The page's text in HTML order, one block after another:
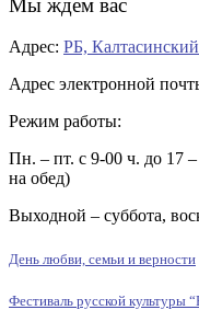
Адрес: РБ,
Адрес электронной
Режим работы:
Пн. – пт. с 9-00 ч. до 17
на обед)
Выходной – суббота,
День любви, семьи и верности
Фестиваль русской культуры